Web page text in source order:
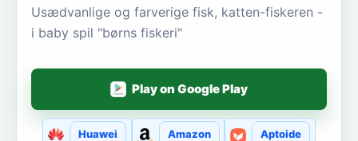
Usædvanlige og farverige fisk, katten-fiskeren -
i baby spil "børns fiskeri"
Play on Google Play
Huawei Amazon Aptoide